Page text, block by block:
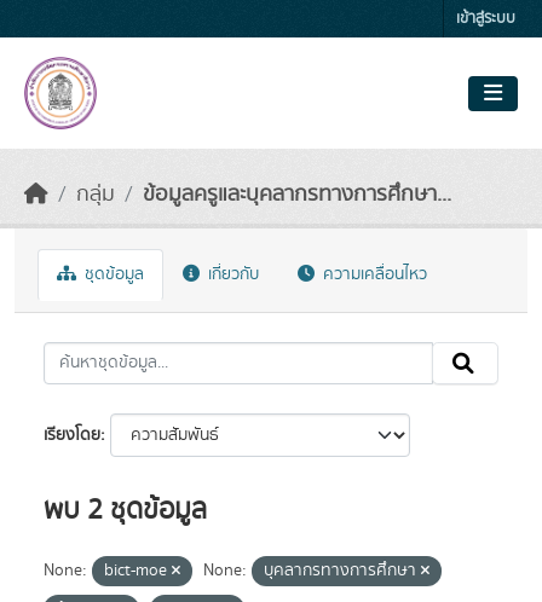
เข้าสู่ระบบ
กลุ่ม ข้อมูลครูและบุคลากรทางการศึกษา...
ชุดข้อมูล เกี่ยวกับ ความเคลื่อนไหว
เรียงโดย
พบ 2 ชุดข้อมูล
None: bict-moe None:
บุคลากรทางการศึกษา